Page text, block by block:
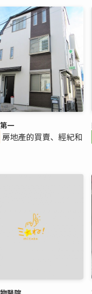
一
房地產的買賣、經紀和